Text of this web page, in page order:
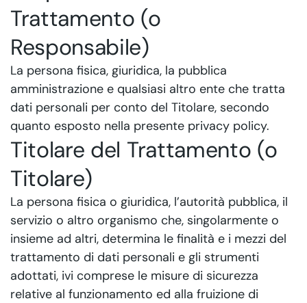
Trattamento (o
Responsabile)
La persona fisica, giuridica, la pubblica
amministrazione e qualsiasi altro ente che tratta
dati personali per conto del Titolare, secondo
quanto esposto nella presente privacy policy.
Titolare del Trattamento (o
Titolare)
La persona fisica o giuridica, l’autorità pubblica, il
servizio o altro organismo che, singolarmente o
insieme ad altri, determina le finalità e i mezzi del
trattamento di dati personali e gli strumenti
adottati, ivi comprese le misure di sicurezza
relative al funzionamento ed alla fruizione di